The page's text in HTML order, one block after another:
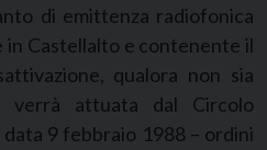
di emittenza radiofonica
Castellalto e contenente il
qualora non sia
verrà attuata dal Circolo
9 febbraio 1988 – ordini